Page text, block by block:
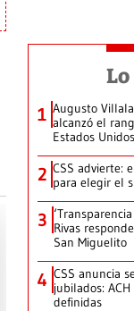
1 Augusto
alcanzó el
Estados Unidos
2 CSS advierte:
para elegir el
3 Rivas
San Miguelito
4 CSS anuncia
jubilados:
definidas